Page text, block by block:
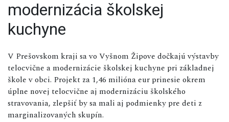
modernizácia školskej
kuchyne
V Prešovskom kraji sa vo Vyšnom Žipove dočkajú výstavby
telocvične a modernizácie školskej kuchyne pri základnej
škole v obci. Projekt za 1,46 milióna eur prinesie okrem
úplne novej telocvične aj modernizáciu školského
stravovania, zlepšiť by sa mali aj podmienky pre deti z
marginalizovaných skupín.